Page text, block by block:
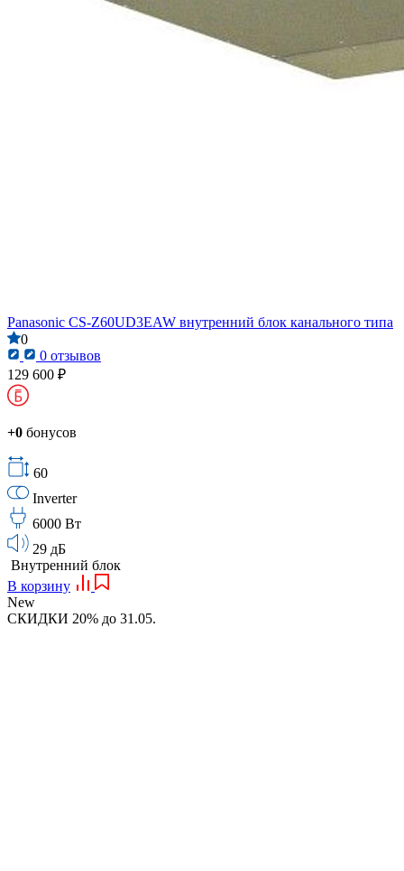
Panasonic CS-Z60UD3EAW внутренний блок канального типа
0
0 отзывов
129 600 ₽
+0 бонусов
60
Inverter
6000 Вт
29 дБ
Внутренний блок
В корзину
New
СКИДКИ 20% до 31.05.